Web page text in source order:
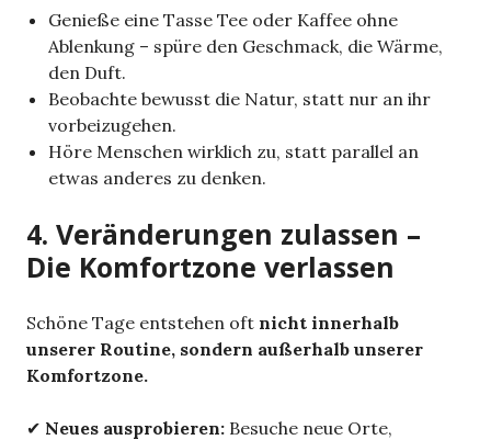
Genieße eine Tasse Tee oder Kaffee ohne
Ablenkung – spüre den Geschmack, die Wärme,
den Duft.
Beobachte bewusst die Natur, statt nur an ihr
vorbeizugehen.
Höre Menschen wirklich zu, statt parallel an
etwas anderes zu denken.
4. Veränderungen zulassen –
Die Komfortzone verlassen
Schöne Tage entstehen oft nicht innerhalb
unserer Routine, sondern außerhalb unserer
Komfortzone.
✔ Neues ausprobieren: Besuche neue Orte,